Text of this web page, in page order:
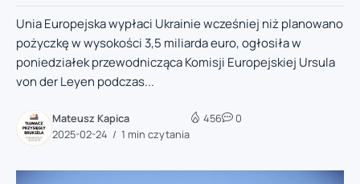
Unia Europejska wypłaci Ukrainie wcześniej niż planowano
pożyczkę w wysokości 3,5 miliarda euro, ogłosiła w
poniedziałek przewodnicząca Komisji Europejskiej Ursula
von der Leyen podczas...
Mateusz Kapica
2025-02-24
1 min czytania
456 0